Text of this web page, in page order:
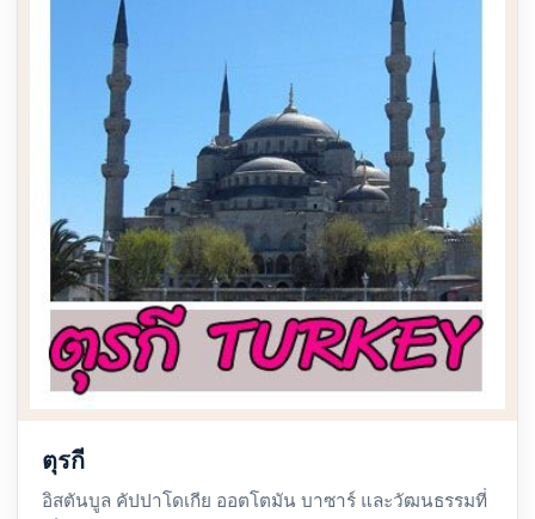
ตุรกี
อิสตันบูล คัปปาโดเกีย ออตโตมัน บาซาร์ และวัฒนธรรมที่